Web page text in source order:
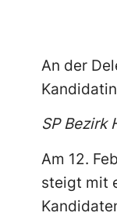
An der
SP Bezirk
Am 12.
steigt mit